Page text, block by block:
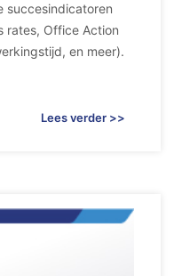
succesindicatoren
rates, Office Action
en meer).
Lees verder >>